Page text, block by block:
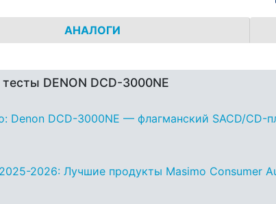
АНАЛОГИ
DENON DCD-3000NE
Denon DCD-3000NE — флагманский SACD/CD-
2026: Лучшие продукты Masimo Consumer